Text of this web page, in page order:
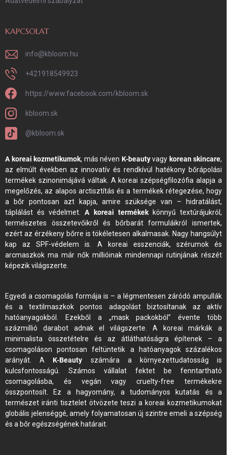
KAPCSOLAT
info@kbloom.hu
+421918549923
https://www.facebook.com/kbloom.sk
kbloom.sk
@kbloom.sk
A koreai kozmetikumok, más néven K-beautyvagy korean skincare,
az elmúlt években az innovatív és rendkívül hatékony bőrápolási
termékek szinonimájává váltak. A koreai szépségfilozófia alapja a
megelőzés, az alapos arctisztítás és a termékek rétegezése, hogy
a bőr pontosan azt kapja, amire szüksége van – hidratálást,
táplálást és védelmet.A koreai termékekkönnyű textúrájukról,
természetes összetevőikről és bőrbarát formuláikról ismertek,
ezért az érzékeny bőrre is tökéletesen alkalmasak. Nagy hangsúlyt
kap az SPF-védelem is. A koreai esszenciák, szérumok és
arcmaszkok ma már nők millióinak mindennapi rutinjának részét
képezik világszerte.
Egyedi a csomagolás formája is – a légmentesen záródó ampullák
és a textilmaszkok pontos adagolást biztosítanak az aktív
hatóanyagokból. Ezekből a „mask packokból” évente több
százmillió darabot adnak el világszerte. A koreai márkák a
minimalista összetételre és az átláthatóságra építenek – a
csomagoláson pontosan feltüntetik a hatóanyagok százalékos
arányát. A K-Beauty számára a környezettudatosság is
kulcsfontosságú. Számos vállalat fektet be fenntartható
csomagolásba, és vegán vagy cruelty-free termékekre
összpontosít. Ez a hagyomány, a tudományos kutatás és a
természet iránti tisztelet ötvözete teszi a koreai kozmetikumokat
globális jelenséggé, amely folyamatosan új szintre emeli a szépség
és a bőr egészségének határait.